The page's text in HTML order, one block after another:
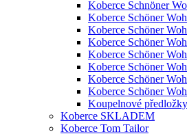
Koberce Schnöner
Koberce Schöner
Koberce Schöner
Koberce Schöner
Koberce Schöner
Koberce Schöner
Koberce Schöner
Koberce Schöner
Koupelnové
Koberce SKLADEM
Koberce Tom Tailor